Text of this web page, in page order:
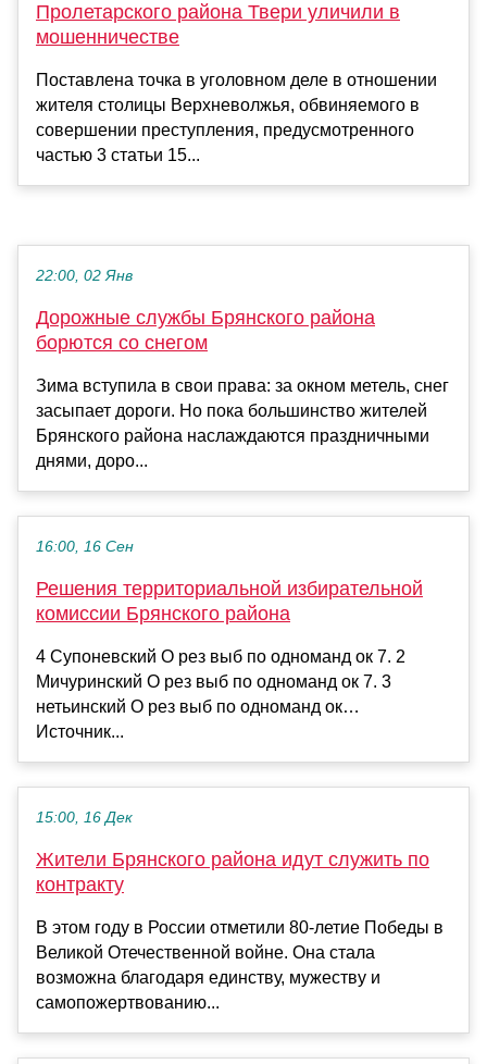
Пролетарского района Твери уличили в
мошенничестве
Поставлена точка в уголовном деле в отношении
жителя столицы Верхневолжья, обвиняемого в
совершении преступления, предусмотренного
частью 3 статьи 15...
22:00, 02 Янв
Дорожные службы Брянского района
борются со снегом
Зима вступила в свои права: за окном метель, снег
засыпает дороги. Но пока большинство жителей
Брянского района наслаждаются праздничными
днями, доро...
16:00, 16 Сен
Решения территориальной избирательной
комиссии Брянского района
4 Супоневский О рез выб по одноманд ок 7. 2
Мичуринский О рез выб по одноманд ок 7. 3
нетьинский О рез выб по одноманд ок…
Источник...
15:00, 16 Дек
Жители Брянского района идут служить по
контракту
В этом году в России отметили 80-летие Победы в
Великой Отечественной войне. Она стала
возможна благодаря единству, мужеству и
самопожертвованию...